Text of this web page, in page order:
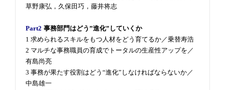
草野康弘，久保田巧，藤井将志
Part2 事務部門はどう”進化”していくか
1 求められるスキルをもつ人材をどう育てるか／乗替寿浩
2 マルチな事務職員の育成でトータルの生産性アップを／
有島尚亮
3 事務が果たす役割はどう“進化”しなければならないか／
中島雄一